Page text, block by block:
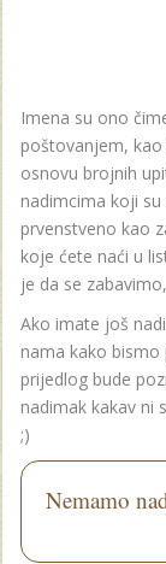
Imena su ono
poštovanjem,
osnovu brojnih
nadimcima koji
prvenstveno kao
koje ćete naći u
je da se
Ako imate još
nama kako bismo
prijedlog bude
nadimak kakav ni
;)
Nemamo